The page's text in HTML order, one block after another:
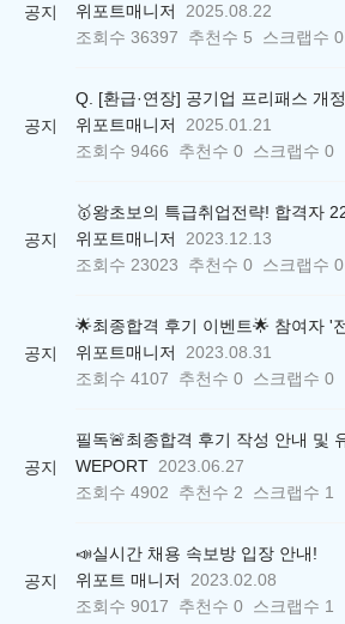
공지
위포트매니저
2025.08.22
조회수 36397 추천수 5 스크랩수 0
공지
위포트매니저
2025.01.21
조회수 9466 추천수 0 스크랩수 0
공지
위포트매니저
2023.12.13
조회수 23023 추천수 0 스크랩수 0
공지
위포트매니저
2023.08.31
조회수 4107 추천수 0 스크랩수 0
공지
WEPORT 2023.06.27
조회수 4902 추천수 2 스크랩수 1
공지
📣실시간 채용 속보방 입장 안내!
위포트 매니저
2023.02.08
조회수 9017 추천수 0 스크랩수 1